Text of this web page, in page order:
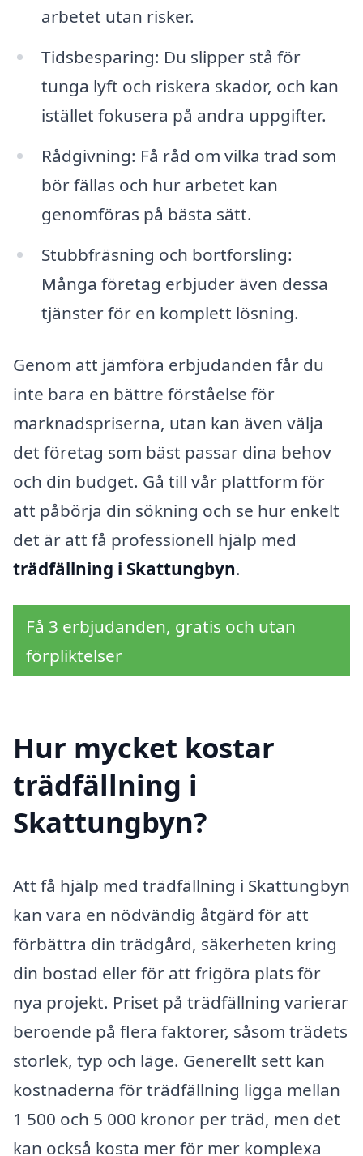
arbetet utan risker.
Tidsbesparing: Du slipper stå för
tunga lyft och riskera skador, och kan
istället fokusera på andra uppgifter.
Rådgivning: Få råd om vilka träd som
bör fällas och hur arbetet kan
genomföras på bästa sätt.
Stubbfräsning och bortforsling:
Många företag erbjuder även dessa
tjänster för en komplett lösning.
Genom att jämföra erbjudanden får du
inte bara en bättre förståelse för
marknadspriserna, utan kan även välja
det företag som bäst passar dina behov
och din budget. Gå till vår plattform för
att påbörja din sökning och se hur enkelt
det är att få professionell hjälp med
trädfällning i Skattungbyn.
Få 3 erbjudanden, gratis och utan
förpliktelser
Hur mycket kostar
trädfällning i
Skattungbyn?
Att få hjälp med trädfällning i Skattungbyn
kan vara en nödvändig åtgärd för att
förbättra din trädgård, säkerheten kring
din bostad eller för att frigöra plats för
nya projekt. Priset på trädfällning varierar
beroende på flera faktorer, såsom trädets
storlek, typ och läge. Generellt sett kan
kostnaderna för trädfällning ligga mellan
1 500 och 5 000 kronor per träd, men det
kan också kosta mer för mer komplexa